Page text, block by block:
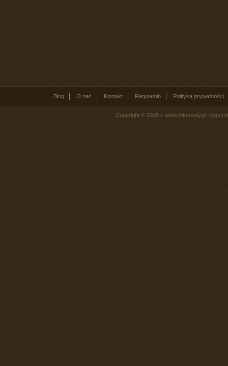
Blog O nas Kontakt Regulamin Polityka prywatności
Copyright © 2026 r. www.fotomody.pl.